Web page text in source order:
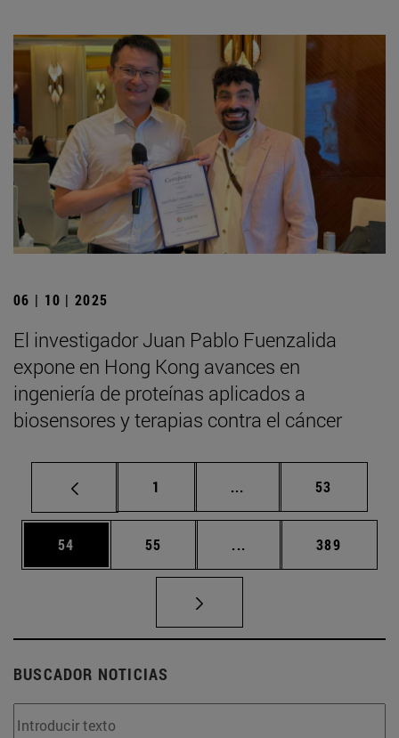
06 | 10 | 2025
El investigador Juan Pablo Fuenzalida
expone en Hong Kong avances en
ingeniería de proteínas aplicados a
biosensores y terapias contra el cáncer
Página
1 ... Páginas intermedias
Página
53
Página
54 Página
55 ... Páginas intermedias
Página
389
BUSCADOR NOTICIAS